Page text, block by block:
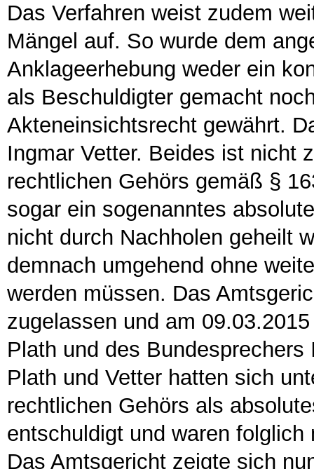
Das Verfahren weist zudem
Mängel auf. So wurde dem
Anklageerhebung weder ein
als Beschuldigter gemacht
Akteneinsichtsrecht gewährt.
Ingmar Vetter. Beides ist nicht
rechtlichen Gehörs gemäß §
sogar ein sogenanntes
nicht durch Nachholen geheilt
demnach umgehend ohne
werden müssen. Das
zugelassen und am
Plath und des
Plath und Vetter hatten sich
rechtlichen Gehörs als
entschuldigt und waren
Das Amtsgericht zeigte sich